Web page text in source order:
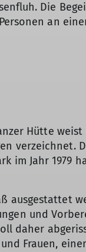
Die
an
Hütte
verzeichnet.
im Jahr 1979
ausgestattet
und
daher
Frauen,